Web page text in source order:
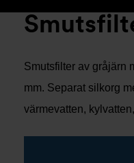
Smutsfilter av gråjärn
mm. Separat silkorg
värmevatten,